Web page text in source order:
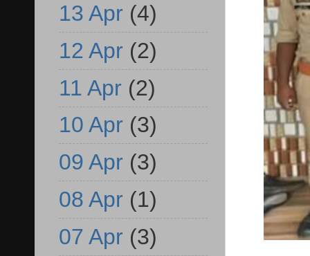
13 Apr (4)
12 Apr (2)
11 Apr (2)
10 Apr (3)
09 Apr (3)
08 Apr (1)
07 Apr (3)